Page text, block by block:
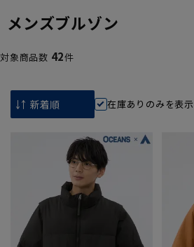
メンズブルゾン
対象商品数 42件
在庫ありのみを表示